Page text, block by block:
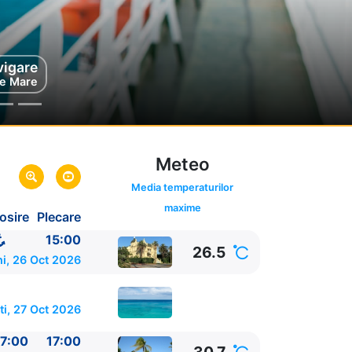
Mare
Plecare
Meteo
Media temperaturilor
maxime
15:00
26 Oct 2026 26.5
27 Oct 2026
17:00